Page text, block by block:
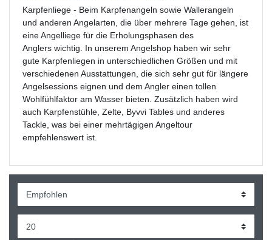
Karpfenliege - Beim Karpfenangeln sowie Wallerangeln
und anderen Angelarten, die über mehrere Tage gehen, ist
eine Angelliege für die Erholungsphasen des
Anglers wichtig. In unserem Angelshop haben wir sehr
gute Karpfenliegen in unterschiedlichen Größen und mit
verschiedenen Ausstattungen, die sich sehr gut für längere
Angelsessions eignen und dem Angler einen tollen
Wohlfühlfaktor am Wasser bieten. Zusätzlich haben wird
auch Karpfenstühle, Zelte, Byvvi Tables und anderes
Tackle, was bei einer mehrtägigen Angeltour
empfehlenswert ist.